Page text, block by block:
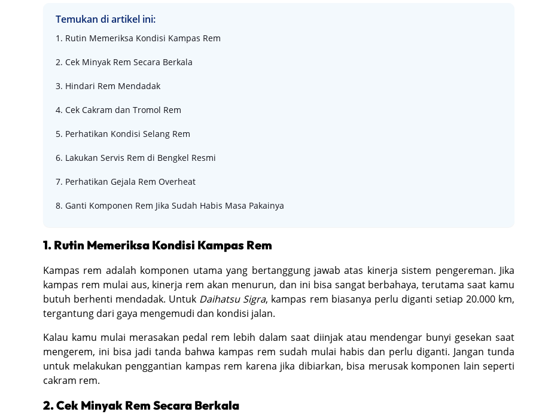
Temukan di artikel ini:
1. Rutin Memeriksa Kondisi Kampas Rem
2. Cek Minyak Rem Secara Berkala
3. Hindari Rem Mendadak
4. Cek Cakram dan Tromol Rem
5. Perhatikan Kondisi Selang Rem
6. Lakukan Servis Rem di Bengkel Resmi
7. Perhatikan Gejala Rem Overheat
8. Ganti Komponen Rem Jika Sudah Habis Masa Pakainya
1. Rutin Memeriksa Kondisi Kampas Rem
Kampas rem adalah komponen utama yang bertanggung jawab atas kinerja sistem pengereman. Jika
kampas rem mulai aus, kinerja rem akan menurun, dan ini bisa sangat berbahaya, terutama saat kamu
butuh berhenti mendadak. Untuk Daihatsu Sigra, kampas rem biasanya perlu diganti setiap 20.000 km,
tergantung dari gaya mengemudi dan kondisi jalan.
Kalau kamu mulai merasakan pedal rem lebih dalam saat diinjak atau mendengar bunyi gesekan saat
mengerem, ini bisa jadi tanda bahwa kampas rem sudah mulai habis dan perlu diganti. Jangan tunda
untuk melakukan penggantian kampas rem karena jika dibiarkan, bisa merusak komponen lain seperti
cakram rem.
2. Cek Minyak Rem Secara Berkala